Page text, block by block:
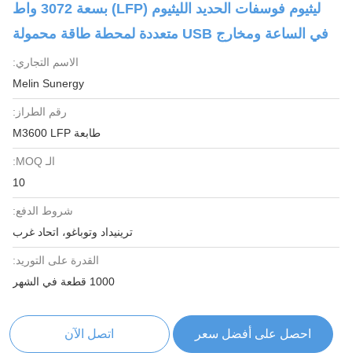
ليثيوم فوسفات الحديد الليثيوم (LFP) بسعة 3072 واط
في الساعة ومخارج USB متعددة لمحطة طاقة محمولة
الاسم التجاري:
Melin Sunergy
رقم الطراز:
طابعة M3600 LFP
الـ MOQ:
10
شروط الدفع:
ترينيداد وتوباغو، اتحاد غرب
القدرة على التوريد:
1000 قطعة في الشهر
احصل على أفضل سعر اتصل الآن